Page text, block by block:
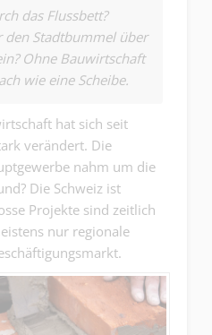
das Flussbett?
den Stadtbummel über
Ohne Bauwirtschaft
wie eine Scheibe.
hat sich seit
verändert. Die
nahm um die
Die Schweiz ist
Projekte sind zeitlich
nur regionale